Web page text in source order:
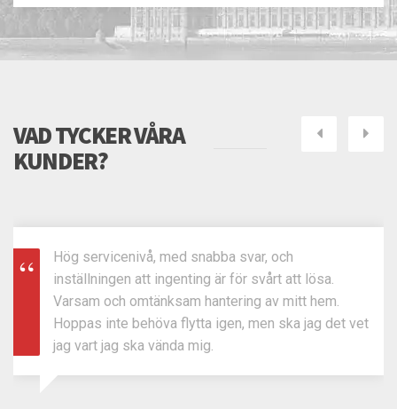
VAD TYCKER VÅRA
KUNDER?
Next
snabba svar, och
är för svårt att lösa.
hantering av mitt hem.
flytta igen, men ska jag det vet
Det finns hur många
och vi hittade till
rekommendation. För
hade vi kanske inte